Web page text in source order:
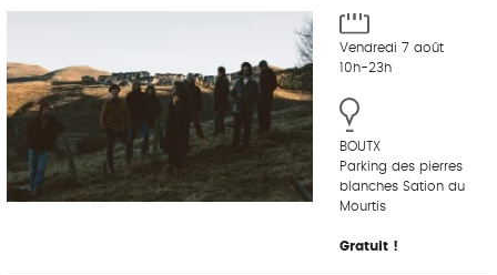
Vendredi 7 août
10h-23h
BOUTX
Parking des pierres
blanches Sation du
Mourtis
Gratuit !